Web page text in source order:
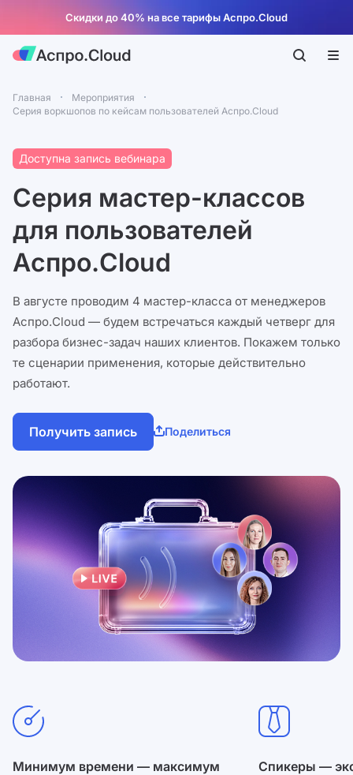
Скидки до 40% на все тарифы Аспро.Cloud
Главная
Мероприятия
Серия воркшопов по кейсам пользователей Аспро.Cloud
Доступна запись вебинара
Серия мастер-классов
для пользователей
Аспро.Cloud
В августе проводим 4 мастер-класса от менеджеров
Аспро.Cloud — будем встречаться каждый четверг для
разбора бизнес-задач наших клиентов. Покажем только
те сценарии применения, которые действительно
работают.
Получить запись Поделиться
Минимум времени — максимум
Спикеры —